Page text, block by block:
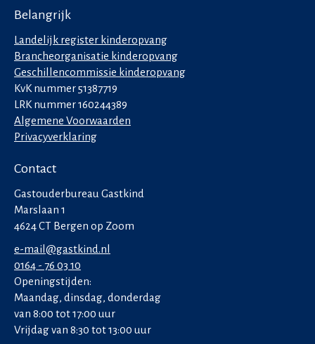
Belangrijk
Landelijk register kinderopvang
Brancheorganisatie kinderopvang
Geschillencommissie kinderopvang
KvK nummer 51387719
LRK nummer 160244389
Algemene Voorwaarden
Privacyverklaring
Contact
Gastouderbureau Gastkind
Marslaan 1
4624 CT Bergen op Zoom
e-mail@gastkind.nl
0164 - 76 03 10
Openingstijden:
Maandag, dinsdag, donderdag
van 8:00 tot 17:00 uur
Vrijdag van 8:30 tot 13:00 uur